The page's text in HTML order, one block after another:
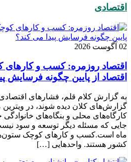
اقتصادی
02 آگوست 2026
اقتصاد روزمره: کسب‌ و کارهای
اقتصاد از پایین چگونه فرسایش
به گزارش کلام قلم، فشارهای اقتصادی
گزارش‌های کلان دیده شوند، در
کارگاه‌های محلی و بنگاه‌های
جایی که مسئله دیگر توسعه و سود
ماه است.کسب‌ و کارهای کوچک
کشور هستند. واحدهایی […]